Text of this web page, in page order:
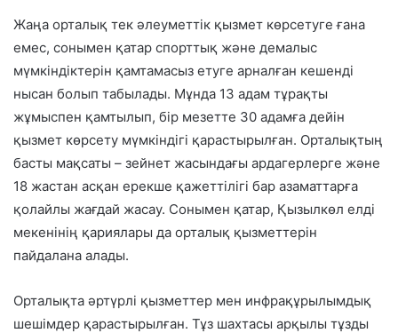
Жаңа орталық тек әлеуметтік қызмет көрсетуге ғана
емес, сонымен қатар спорттық және демалыс
мүмкіндіктерін қамтамасыз етуге арналған кешенді
нысан болып табылады. Мұнда 13 адам тұрақты
жұмыспен қамтылып, бір мезетте 30 адамға дейін
қызмет көрсету мүмкіндігі қарастырылған. Орталықтың
басты мақсаты – зейнет жасындағы ардагерлерге және
18 жастан асқан ерекше қажеттілігі бар азаматтарға
қолайлы жағдай жасау. Сонымен қатар, Қызылкөл елді
мекенінің қариялары да орталық қызметтерін
пайдалана алады.
Орталықта әртүрлі қызметтер мен инфрақұрылымдық
шешімдер қарастырылған. Тұз шахтасы арқылы тұзды